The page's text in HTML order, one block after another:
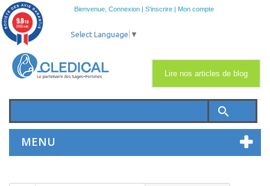
Bienvenue, Connexion | S'inscrire | Mon compte
search
MENU
Lire nos articles de blog
Select Language ▼
9.8/10
2033 avis